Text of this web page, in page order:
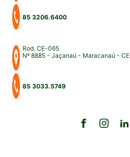
85 3206.6400
Rod. CE-065
Nº 8885 - Jaçanaú - Maracanaú - CE
85 3033.5749